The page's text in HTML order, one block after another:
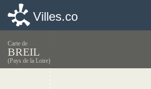
Villes.co
Carte de
BREIL
(Pays de la Loire)
Villes.co